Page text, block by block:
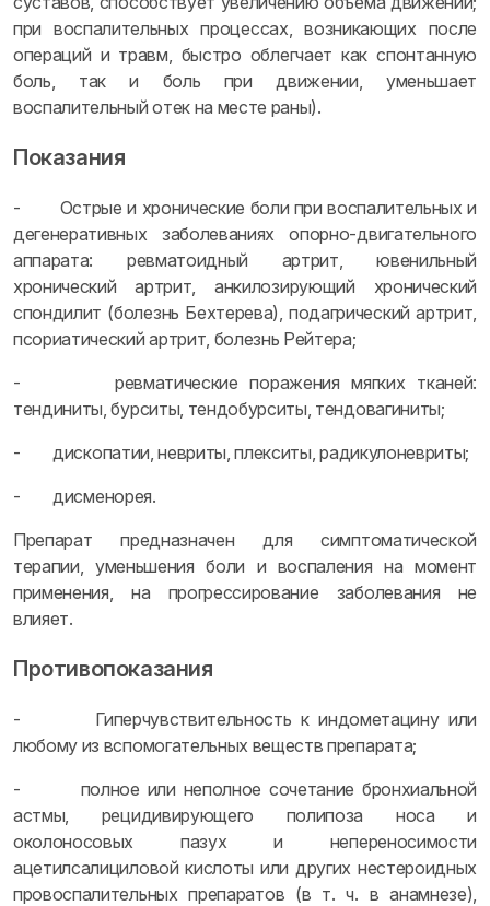
при воспалительных процессах, возникающих после
операций и травм, быстро облегчает как спонтанную
боль, так и боль при движении, уменьшает
воспалительный отек на месте раны).
Показания
- Острые и хронические боли при воспалительных и
дегенеративных заболеваниях опорно-двигательного
аппарата: ревматоидный артрит, ювенильный
хронический артрит, анкилозирующий хронический
спондилит (болезнь Бехтерева), подагрический артрит,
псориатический артрит, болезнь Рейтера;
- ревматические поражения мягких тканей:
тендиниты, бурситы, тендобурситы, тендовагиниты;
- дископатии, невриты, плекситы, радикулоневриты;
- дисменорея.
Препарат предназначен для симптоматической
терапии, уменьшения боли и воспаления на момент
применения, на прогрессирование заболевания не
влияет.
Противопоказания
- Гиперчувствительность к индометацину или
любому из вспомогательных веществ препарата;
- полное или неполное сочетание бронхиальной
астмы, рецидивирующего полипоза носа и
околоносовых пазух и непереносимости
ацетилсалициловой кислоты или других нестероидных
провоспалительных препаратов (в т. ч. в анамнезе),